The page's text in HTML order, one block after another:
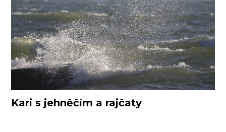
Kari s jehněčím a rajčaty